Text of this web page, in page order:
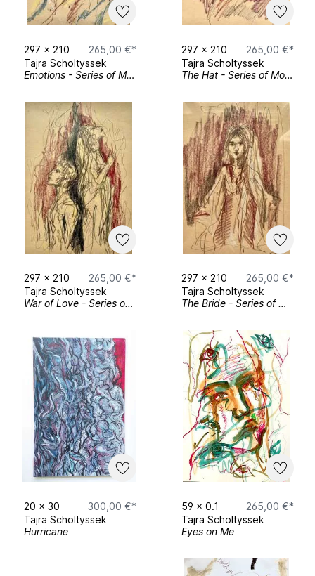
Graduierte bei HTBLuVA Spengergasse in
Wien für Kunst und Design
297 x 210
265,00 €*
Tajra Scholtyssek
Emotions - Series of Moments Nr.4
297 x 210
265,00 €*
Tajra Scholtyssek
The Hat - Series of Moments Nr.3
297 x 210
265,00 €*
Tajra Scholtyssek
War of Love - Series of Moments Nr.2
297 x 210
265,00 €*
Tajra Scholtyssek
The Bride - Series of Moments Nr.1
20 x 30
300,00 €*
Tajra Scholtyssek
Hurricane
59 x 0.1
265,00 €*
Tajra Scholtyssek
Eyes on Me